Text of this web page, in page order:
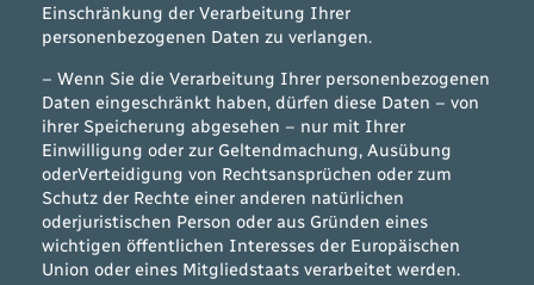
Einschränkung der Verarbeitung Ihrer
personenbezogenen Daten zu verlangen.
– Wenn Sie die Verarbeitung Ihrer personenbezogenen
Daten eingeschränkt haben, dürfen diese Daten – von
ihrer Speicherung abgesehen – nur mit Ihrer
Einwilligung oder zur Geltendmachung, Ausübung
oderVerteidigung von Rechtsansprüchen oder zum
Schutz der Rechte einer anderen natürlichen
oderjuristischen Person oder aus Gründen eines
wichtigen öffentlichen Interesses der Europäischen
Union oder eines Mitgliedstaats verarbeitet werden.